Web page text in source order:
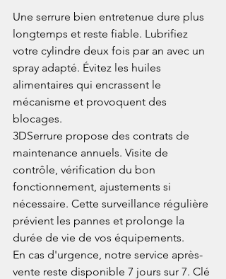
Une serrure bien entretenue dure plus
longtemps et reste fiable. Lubrifiez
votre cylindre deux fois par an avec un
spray adapté. Évitez les huiles
alimentaires qui encrassent le
mécanisme et provoquent des
blocages.
3DSerrure propose des contrats de
maintenance annuels. Visite de
contrôle, vérification du bon
fonctionnement, ajustements si
nécessaire. Cette surveillance régulière
prévient les pannes et prolonge la
durée de vie de vos équipements.
En cas d'urgence, notre service après-
vente reste disponible 7 jours sur 7. Clé